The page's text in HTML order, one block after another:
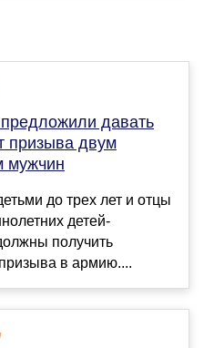
давать
призыва двум
мужчин
до трех лет и отцы
детей-
получить
в армию....